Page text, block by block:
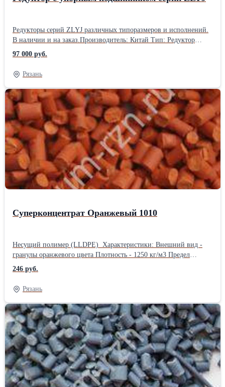
Редукторы серий ZLYJ различных типоразмеров и исполнений.
В наличии и на заказ.Производитель: Китай Тип: Редуктор
Длина: 100 см Ширина: 50 см Высота: 50 см Способ упаковки: В
зависимости от требуемой модели.
97 000 руб.
Рязань
Суперконцентрат Оранжевый 1010
Несущий полимер (LLDPE) Характеристики: Внешний вид -
гранулы оранжевого цвета Плотность - 1250 кг/м3 Предел
текучести расплава - 15 г/10мин Температура плавления - 110 °С
Миграция - отсутствует Содержание влаги - менее 0.15 %
Рекомендуемый ввод - 2-6% Термостойкость - 300 С.
Светостойкость - 5 Совместимость: LDPE (ПВД), HDPE (ПНД),
LLDPE (линейны ПВД), PP (полипропилен), PS (полистирол),
ABS (композитный пластик), AS (композиты стирола),
полиолефины. Сфера применения: Экструзия пленок, формная
экструзия и т.п.Производитель: Китай Длина: 50 см Ширина: 40
см Высота: 20 см Вес: 25 кг Способ упаковки: ПП мешок
246 руб.
Рязань